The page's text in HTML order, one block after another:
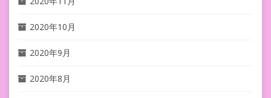
2020年10月
2020年9月
2020年8月